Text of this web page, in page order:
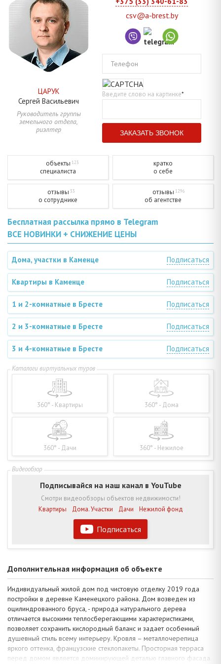
ЦАРУК
Сергей Васильевич
Руководитель группы
земельного отдела,
риэлтер
csv@a-brest.by
Телефон
Введите слово на картинке*
объекты 123
специалиста
кратко
о себе
отзывы 33
о сотруднике
отзывы 1296
об агентстве
Бесплатная рассылка прямо в Telegram
ВСЕ НОВИНКИ + СНИЖЕНИЕ ЦЕНЫ
Дома, участки в Каменце Подписаться
Квартиры в Каменце Подписаться
1 и 2-комнатные в Бресте Подписаться
2 и 3-комнатные в Бресте Подписаться
3 и 4-комнатные в Бресте Подписаться
360° - Квартиры 360° - Дома
360° - Дачи 360° - Нежилое
Подписаться
Подписывайся на наш канал в YouTube
Смотри видеообзоры объектов недвижимости!
Квартиры
Дома. Участки Дачи Нежилой фонд
Дополнительная информация об объекте
Индивидуальный жилой дом под чистовую отделку 2019 года
постройки в деревне Каменецкого района. Дом возведен из
оцилиндрованного бруса, - природа натурального дерева
отличается высокими теплосберегающими характеристиками,
позволяет сохранить кислородный баланс и задает особенный
душевный стиль всему интерьеру. Кровля – металлочерепица
яркого оттенка, французские стеклопакеты. Просторная терраса
перед домом является доминирующей деталью главного фасада.